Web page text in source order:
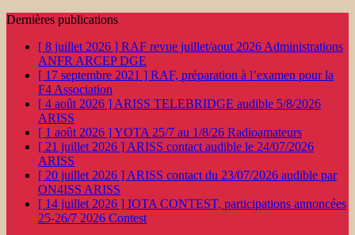
Dernières publications
[ 8 juillet 2026 ] RAF revue juillet/aout 2026 Administrations
ANFR ARCEP DGE
[ 17 septembre 2021 ] RAF, préparation à l’examen pour la
F4 Association
[ 4 août 2026 ] ARISS TELEBRIDGE audible 5/8/2026
ARISS
[ 1 août 2026 ]YOTA 25/7 au 1/8/26 Radioamateurs
[ 21 juillet 2026 ] ARISS contact audible le 24/07/2026
ARISS
[ 20 juillet 2026 ] ARISS contact du 23/07/2026 audible par
ON4ISS ARISS
[ 14 juillet 2026 ] IOTA CONTEST, participations annoncées
25-26/7 2026 Contest